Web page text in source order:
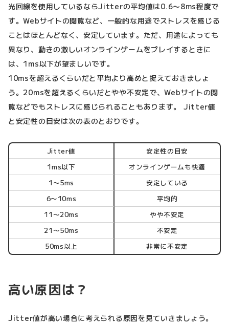
光回線を使用しているならJitterの平均値は0.6〜8ms程度で
す。Webサイトの閲覧など、一般的な用途でストレスを感じる
ことはほとんどなく、安定しています。ただ、用途によっても
異なり、動きの激しいオンラインゲームをプレイするときに
は、1ms以下が望ましいです。
10msを超えるくらいだと平均より高めと捉えておきましょ
う。20msを超えるくらいだとやや不安定で、Webサイトの閲
覧などでもストレスに感じられることもあります。 Jitter値
と安定性の目安は次の表のとおりです。
Jitter値
安定性の目安
1ms以下
オンラインゲームも快適
1〜5ms
安定している
6〜10ms
平均的
11〜20ms
やや不安定
21〜50ms
不安定
50ms以上
非常に不安定
高い原因は？
Jitter値が高い場合に考えられる原因を見ていきましょう。